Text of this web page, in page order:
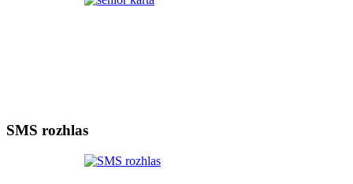
SMS rozhlas